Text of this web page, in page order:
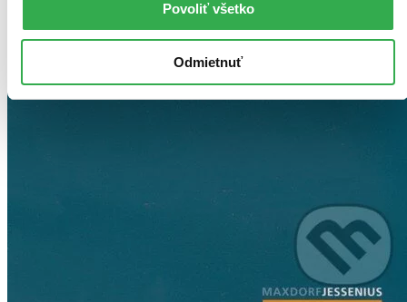
Povoliť všetko
Odmietnuť